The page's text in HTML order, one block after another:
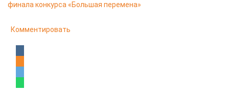
финала конкурса «Большая перемена»
Комментировать